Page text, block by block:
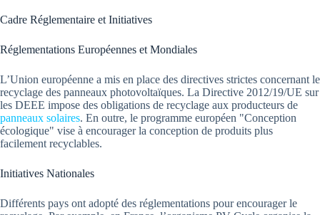
Cadre Réglementaire et Initiatives
Réglementations Européennes et Mondiales
L’Union européenne a mis en place des directives strictes concernant le
recyclage des panneaux photovoltaïques. La Directive 2012/19/UE sur
les DEEE impose des obligations de recyclage aux producteurs de
panneaux solaires. En outre, le programme européen "Conception
écologique" vise à encourager la conception de produits plus
facilement recyclables.
Initiatives Nationales
Différents pays ont adopté des réglementations pour encourager le